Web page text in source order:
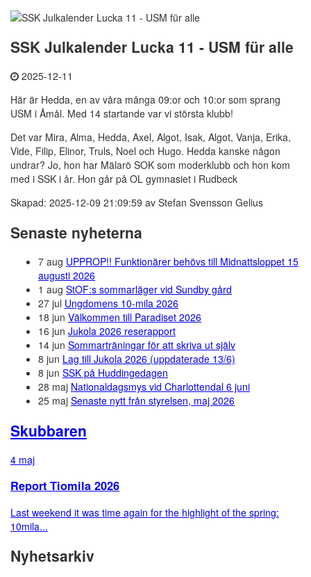
SSK Julkalender Lucka 11 - USM für alle
2025-12-11
Här är Hedda, en av våra många 09:or och 10:or som sprang
USM i Åmål. Med 14 startande var vi största klubb!
Det var Mira, Alma, Hedda, Axel, Algot, Isak, Algot, Vanja, Erika,
Vide, Filip, Elinor, Truls, Noel och Hugo. Hedda kanske någon
undrar? Jo, hon har Mälarö SOK som moderklubb och hon kom
med i SSK i år. Hon går på OL gymnasiet i Rudbeck
Skapad: 2025-12-09 21:09:59 av Stefan Svensson Gelius
Senaste nyheterna
7 aug UPPROP!! Funktionärer behövs till Midnattsloppet 15
augusti 2026
1 aug StOF:s sommarläger vid Sundby gård
27 jul Ungdomens 10-mila 2026
18 jun Välkommen till Paradiset 2026
16 jun Jukola 2026 reserapport
14 jun Sommarträningar för att skriva ut själv
8 jun Lag till Jukola 2026 (uppdaterade 13/6)
8 jun SSK på Huddingedagen
28 maj Nationaldagsmys vid Charlottendal 6 juni
25 maj Senaste nytt från styrelsen, maj 2026
Skubbaren
4 maj
Report Tiomila 2026
Last weekend it was time again for the highlight of the spring:
10mila...
Nyhetsarkiv